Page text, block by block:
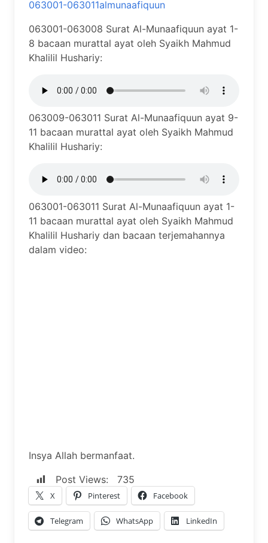
063001-063011almunaafiquun
063001-063008 Surat Al-Munaafiquun ayat 1-
8 bacaan murattal ayat oleh Syaikh Mahmud
Khalilil Hushariy:
063009-063011 Surat Al-Munaafiquun ayat 9-
11 bacaan murattal ayat oleh Syaikh Mahmud
Khalilil Hushariy:
063001-063011 Surat Al-Munaafiquun ayat 1-
11 bacaan murattal ayat oleh Syaikh Mahmud
Khalilil Hushariy dan bacaan terjemahannya
dalam video:
Insya Allah bermanfaat.
Post Views:
735
X Pinterest Facebook
Telegram WhatsApp LinkedIn